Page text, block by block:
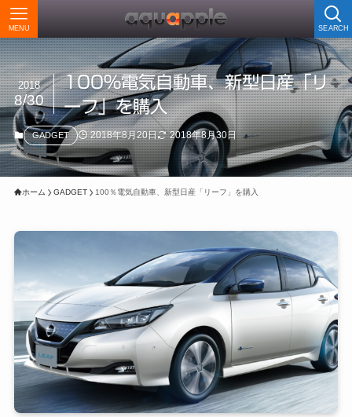
SEARCH
MENU
100％電気自動車、新型日産「リ
ーフ」を購入
2018
8/30
GADGET 2018年8月20日 2018年8月30日
ホーム GADGET 100％電気自動車、新型日産「リーフ」を購入